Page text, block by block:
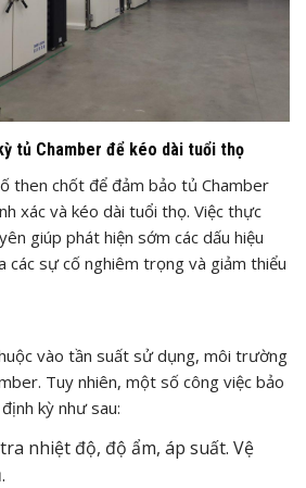
tủ Chamber để kéo dài tuổi thọ
then chốt để đảm bảo tủ Chamber
xác và kéo dài tuổi thọ. Việc thực
giúp phát hiện sớm các dấu hiệu
các sự cố nghiêm trọng và giảm thiểu
vào tần suất sử dụng, môi trường
Tuy nhiên, một số công việc bảo
kỳ như sau:
nhiệt độ, độ ẩm, áp suất. Vệ